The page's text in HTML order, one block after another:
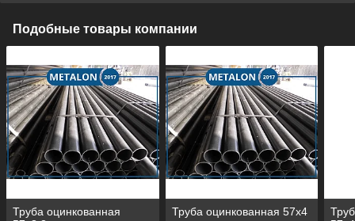
Подобные товары компании
Труба оцинкованная
Труба оцинкованная 57х4